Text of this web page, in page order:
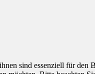
sind essenziell für